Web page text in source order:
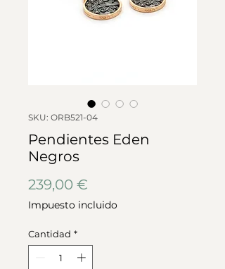
SKU: ORB521-04
Pendientes Eden
Negros
239,00 €
Impuesto incluido
Cantidad *